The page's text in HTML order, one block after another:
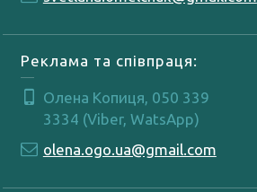
Реклама та співпраця:
Олена Копиця, 050 339
3334 (Viber, WatsApp)
olena.ogo.ua@gmail.com